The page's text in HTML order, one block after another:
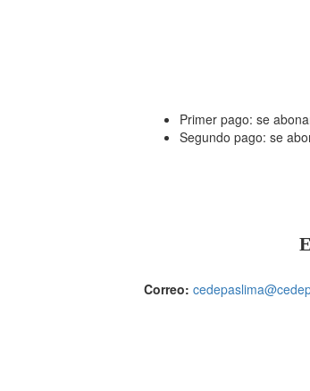
Primer pago: se
Segundo pago: se
Correo: